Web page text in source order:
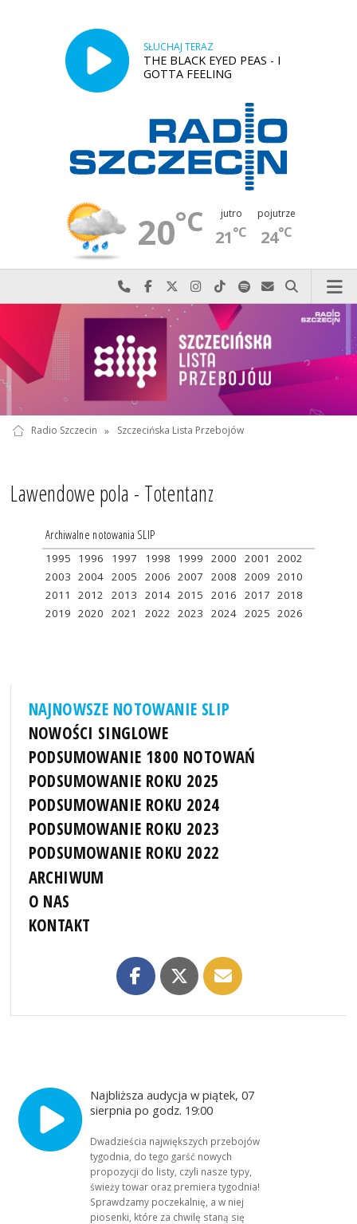
SŁUCHAJ TERAZ
THE BLACK EYED PEAS - I
GOTTA FEELING
20°C jutro
21°C
pojutrze
24°C
Najlepiej po prostu do nas zadzwoń
Odwiedź nas na Facebook-u
Odwiedź nas na X
Odwiedź nas na Instagram-ie
Odwiedź nas na TikTok-u
Szukaj nas na Spotify
Wyślij do nas
Szukaj
Radio Szczecin » Szczecińska Lista Przebojów
Lawendowe pola - Totentanz
Archiwalne notowania SLIP
1995 1996 1997 1998 1999 2000 2001
2002
2003 2004 2005 2006 2007 2008 2009 2010
2011
2012 2013 2014 2015 2016 2017 2018
2019 2020 2021 2022 2023 2024 2025 2026
NAJNOWSZE NOTOWANIE SLIP
NOWOŚCI SINGLOWE
PODSUMOWANIE 1800 NOTOWAŃ
PODSUMOWANIE ROKU 2025
PODSUMOWANIE ROKU 2024
PODSUMOWANIE ROKU 2023
PODSUMOWANIE ROKU 2022
ARCHIWUM
O NAS
KONTAKT
Najbliższa audycja w piątek, 07
sierpnia po godz. 19:00
Dwadzieścia największych przebojów
tygodnia, do tego garść nowych
propozycji do listy, czyli nasze typy,
świeży towar oraz premiera tygodnia!
Sprawdzamy poczekalnię, a w niej
piosenki, które za chwilę staną się